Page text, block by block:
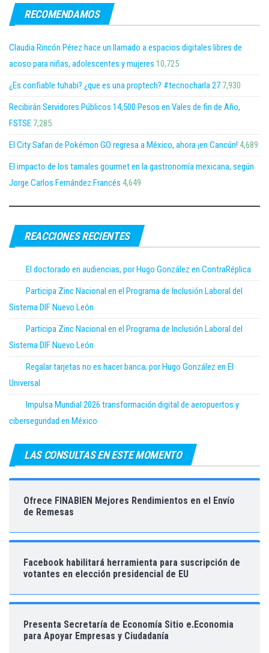
RECOMENDAMOS
Claudia Rincón Pérez hace un llamado a espacios digitales libres de
acoso para niñas, adolescentes y mujeres 10,725
¿Es confiable tuhabi? ¿que es una proptech? #tecnocharla 27 7,930
Recibirán Servidores Públicos 14,500 Pesos en Vales de fin de Año,
FSTSE 7,285
El City Safari de Pokémon GO regresa a México, ahora ¡en Cancún! 4,689
El impacto de los tamales gourmet en la gastronomía mexicana, según
Jorge Carlos Fernández Francés 4,649
REACCIONES RECIENTES
El doctorado en audiencias, por Hugo González en ContraRéplica
Participa Zinc Nacional en el Programa de Inclusión Laboral del
Sistema DIF Nuevo León
Participa Zinc Nacional en el Programa de Inclusión Laboral del
Sistema DIF Nuevo León
Regalar tarjetas no es hacer banca; por Hugo González en El
Universal
Impulsa Mundial 2026 transformación digital de aeropuertos y
ciberseguridad en México
LAS CONSULTAS EN ESTE MOMENTO
Ofrece FINABIEN Mejores Rendimientos en el Envío
de Remesas
Facebook habilitará herramienta para suscripción de
votantes en elección presidencial de EU
Presenta Secretaría de Economía Sitio e.Economia
para Apoyar Empresas y Ciudadanía